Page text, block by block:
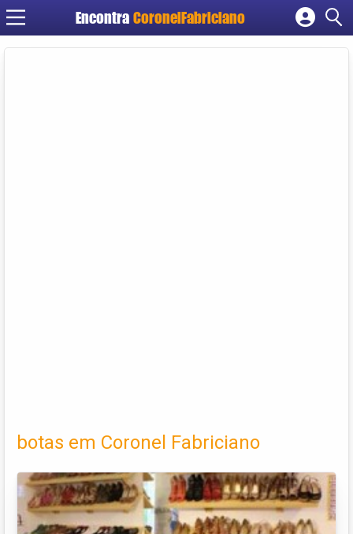
Encontra CoronelFabriciano
Cadastrar empresa
botas em Coronel Fabriciano